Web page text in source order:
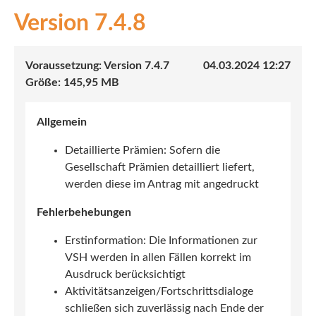
INEX
Leben
Investment
7.4.8
04.03.2024 12:27
7.4.7
145,95 MB
Allgemein
Detaillierte Prämien: Sofern die
Gesellschaft Prämien detailliert liefert,
werden diese im Antrag mit angedruckt
Fehlerbehebungen
Erstinformation: Die Informationen zur
VSH werden in allen Fällen korrekt im
Ausdruck berücksichtigt
Aktivitätsanzeigen/Fortschrittsdialoge
schließen sich zuverlässig nach Ende der